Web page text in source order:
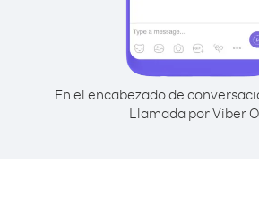
En el encabezado de
Llamada por Viber